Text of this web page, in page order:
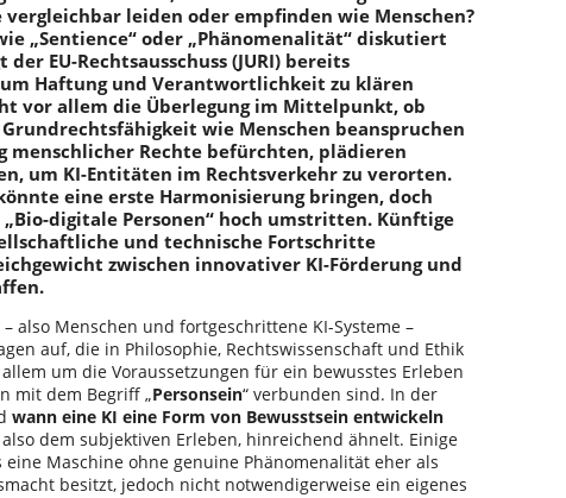
vergleichbar leiden oder empfinden wie Menschen?
„Sentience“ oder „Phänomenalität“ diskutiert
EU-Rechtsausschuss (JURI) bereits
um Haftung und Verantwortlichkeit zu klären
vor allem die Überlegung im Mittelpunkt, ob
wie Menschen beanspruchen
Rechte befürchten, plädieren
um KI-Entitäten im Rechtsverkehr zu verorten.
eine erste Harmonisierung bringen, doch
digitale Personen“ hoch umstritten. Künftige
und technische Fortschritte
zwischen innovativer KI-Förderung und
– also Menschen und fortgeschrittene KI-Systeme –
auf, die in Philosophie, Rechtswissenschaft und Ethik
um die Voraussetzungen für ein bewusstes Erleben
mit dem Begriff „Personsein“ verbunden sind. In der
wann eine KI eine Form von Bewusstsein entwickeln
dem subjektiven Erleben, hinreichend ähnelt. Einige
Maschine ohne genuine Phänomenalität eher als
besitzt, jedoch nicht notwendigerweise ein eigenes